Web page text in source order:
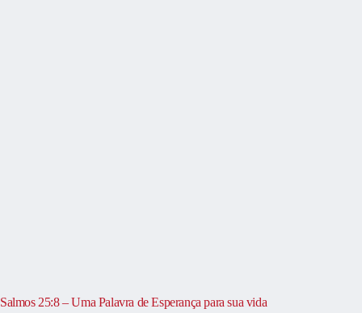
Salmos 25:8 – Uma Palavra de Esperança para sua vida